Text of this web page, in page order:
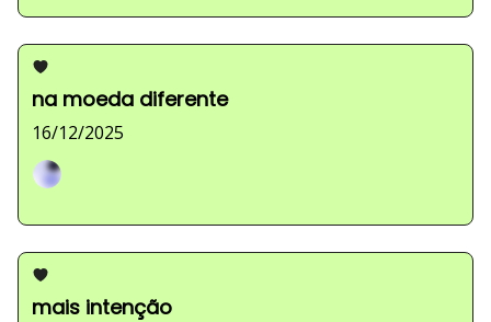
na moeda diferente
16/12/2025
mais intenção